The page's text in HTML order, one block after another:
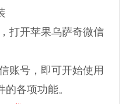
打开苹果乌萨奇微信
账号，即可开始使用
各项功能。